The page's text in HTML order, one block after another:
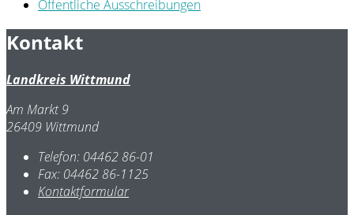
Öffentliche Ausschreibungen
Kontakt
Landkreis Wittmund
Am Markt 9
26409 Wittmund
Telefon: 04462 86-01
Fax: 04462 86-1125
Kontaktformular